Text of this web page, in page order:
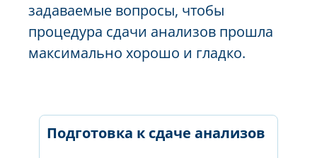
задаваемые вопросы, чтобы
процедура сдачи анализов прошла
максимально хорошо и гладко.
Подготовка к сдаче анализов